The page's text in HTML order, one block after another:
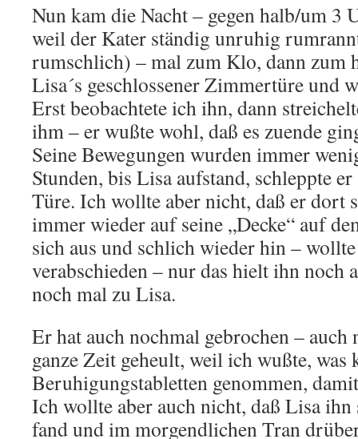
Nun kam die Nacht – gegen halb/um 3
weil der Kater ständig unruhig
rumschlich) – mal zum Klo, dann zum
Lisa´s geschlossener Zimmertüre und
Erst beobachtete ich ihn, dann
ihm – er wußte wohl, daß es zuende
Seine Bewegungen wurden immer
Stunden, bis Lisa aufstand, schleppte
Türe. Ich wollte aber nicht, daß er dort
immer wieder auf seine „Decke“ auf
sich aus und schlich wieder hin –
verabschieden – nur das hielt ihn noch
noch mal zu Lisa.
Er hat auch nochmal gebrochen –
ganze Zeit geheult, weil ich wußte, was
Beruhigungstabletten genommen,
Ich wollte aber auch nicht, daß Lisa
fand und im morgendlichen Tran